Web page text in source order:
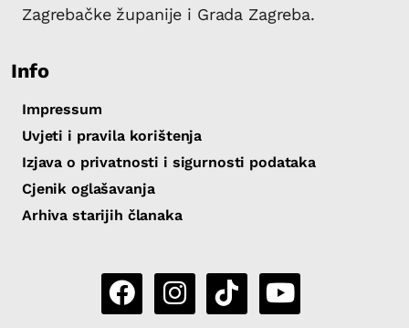
Zagrebačke županije i Grada Zagreba.
Info
Impressum
Uvjeti i pravila korištenja
Izjava o privatnosti i sigurnosti podataka
Cjenik oglašavanja
Arhiva starijih članaka